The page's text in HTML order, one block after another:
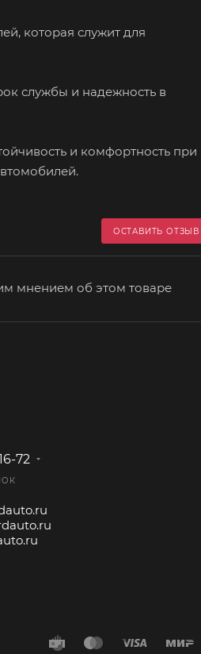
которая служит для
службы и надежность в
и комфортность при
ОСТАВИТЬ ОТЗЫВ
мнением об этом товаре
72